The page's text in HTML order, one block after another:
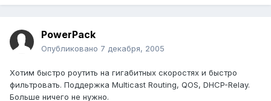
PowerPack
Опубликовано 7 декабря, 2005
Хотим быстро роутить на гигабитных скоростях и быстро
фильтровать. Поддержка Multicast Routing, QOS, DHCP-Relay.
Больше ничего не нужно.